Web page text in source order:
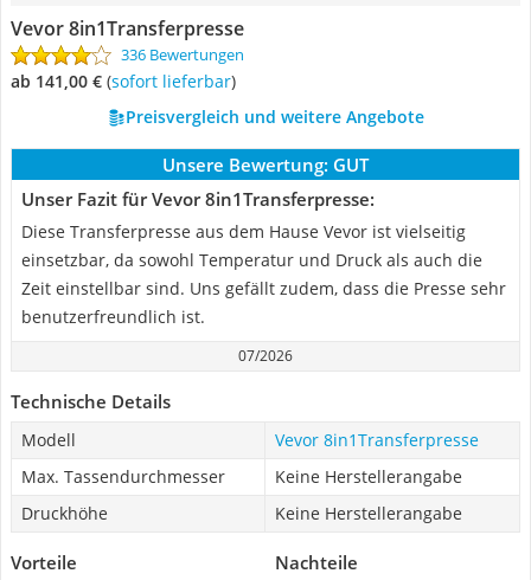
Vevor ‎8in1Transferpresse
336 Bewertungen
ab 141,00 € ( Sofort lieferbar)
Preisvergleich und weitere Angebote
Unsere Bewertung: GUT
Unser Fazit für Vevor ‎8in1Transferpresse:
Diese Transferpresse aus dem Hause Vevor ist vielseitig
einsetzbar, da sowohl Temperatur und Druck als auch die
Zeit einstellbar sind. Uns gefällt zudem, dass die Presse sehr
benutzerfreundlich ist.
07/2026
Technische Details
Modell
Vevor ‎8in1Transferpresse
Max. Tassendurchmesser
Keine Herstellerangabe
Druckhöhe
Keine Herstellerangabe
Vorteile Nachteile